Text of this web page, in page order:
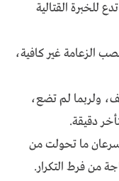
للخبرة القتالية
الزعامة غير كافية،
ولربما لم تضع،
دقيقة.
ما تحولت من
من فرط التكرار.